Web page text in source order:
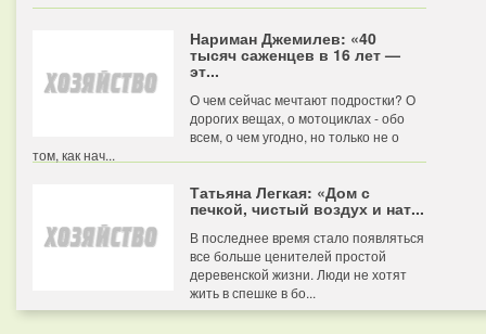
Нариман Джемилев: «40
тысяч саженцев в 16 лет —
эт...
О чем сейчас мечтают подростки? О
дорогих вещах, о мотоциклах - обо
всем, о чем угодно, но только не о
том, как нач...
Татьяна Легкая: «Дом с
печкой, чистый воздух и нат...
В последнее время стало появляться
все больше ценителей простой
деревенской жизни. Люди не хотят
жить в спешке в бо...